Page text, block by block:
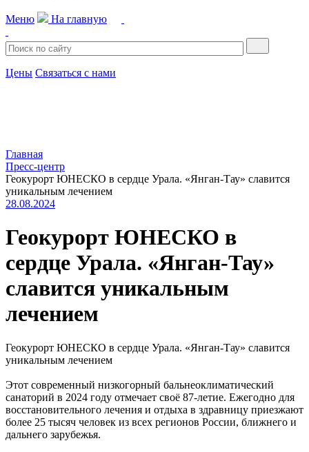
Меню На главную
Цены Связаться с нами
Главная
Пресс-центр
Геокурорт ЮНЕСКО в сердце Урала. «Янган-Тау» славится
уникальным лечением
28.08.2024
Геокурорт ЮНЕСКО в
сердце Урала. «Янган-Тау»
славится уникальным
лечением
Геокурорт ЮНЕСКО в сердце Урала. «Янган-Тау» славится
уникальным лечением
Этот современный низкогорный бальнеоклиматический
санаторий в 2024 году отмечает своё 87-летие. Ежегодно для
восстановительного лечения и отдыха в здравницу приезжают
более 25 тысяч человек из всех регионов России, ближнего и
дальнего зарубежья.